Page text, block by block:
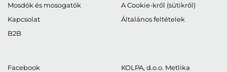
Mosdók és mosogatók
Kapcsolat
B2B
A Cookie-kről (sütikről)
Általános feltételek
Facebook
KOLPA, d.o.o. Metlika